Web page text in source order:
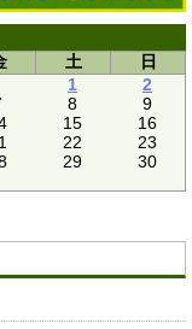
土
日
1
2
8
9
15
16
22
23
29
30